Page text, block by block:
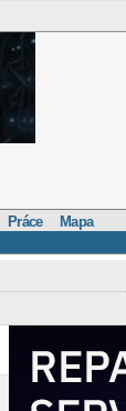
Práce Mapa